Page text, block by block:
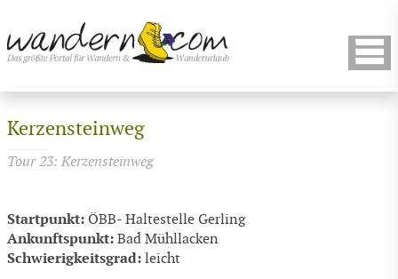
Kerzensteinweg
Tour 23: Kerzensteinweg
Startpunkt: ÖBB- Haltestelle Gerling
Ankunftspunkt: Bad Mühllacken
Schwierigkeitsgrad: leicht